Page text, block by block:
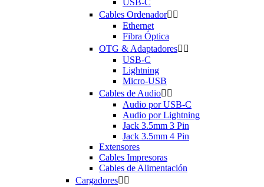
Cables Ordenador 
Ethernet
Fibra Óptica
OTG & Adaptadores 
USB-C
Lightning
Micro-USB
Cables de Audio 
Audio por USB-C
Audio por Lightning
Jack 3.5mm 3 Pin
Jack 3.5mm 4 Pin
Extensores
Cables Impresoras
Cables de Alimentación
Cargadores 